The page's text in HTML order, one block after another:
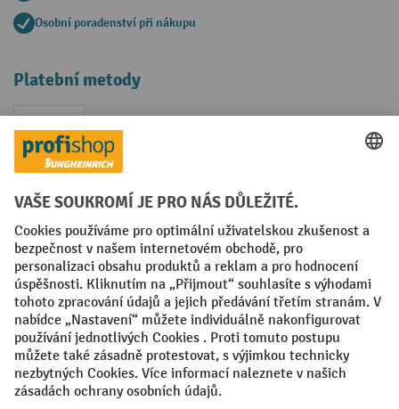
Osobní poradenství při nákupu
Platební metody
Faktura
Sociální sítě
Facebook
YouTubeLinkedIn
VODP Otisk
Prohlášení o ochraně osobních údajů
Nastavení ochrany osobních údajů